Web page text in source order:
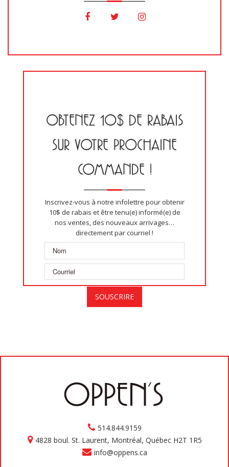
OBTENEZ 10$ DE RABAIS
SUR VOTRE PROCHAINE
COMMANDE !
Inscrivez-vous à notre infolettre pour obtenir
10$ de rabais et être tenu(e) informé(e) de
nos ventes, des nouveaux arrivages…
directement par courriel !
514.844.9159
4828 boul. St. Laurent, Montréal, Québec H2T 1R5
info@oppens.ca